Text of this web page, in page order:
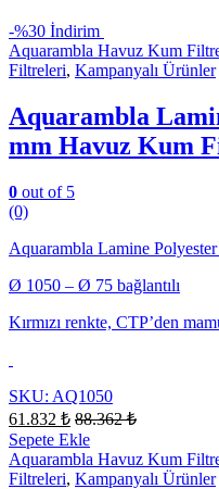
-%30 İndirim
Aquarambla Havuz Kum
Filtreleri, Kampanyalı Ürünler
Aquarambla
mm Havuz Kum
0 out of 5
(0)
Aquarambla Lamine
Ø 1050 – Ø 75 bağlantılı
Kırmızı renkte, CTP’den
SKU: AQ1050
61.832 ₺ 88.362₺
Sepete Ekle
Aquarambla Havuz Kum
Filtreleri, Kampanyalı Ürünler